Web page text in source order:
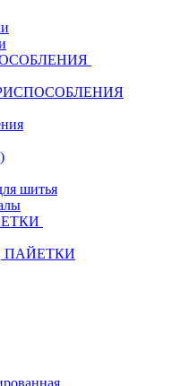
шитья
ПАЙЕТКИ